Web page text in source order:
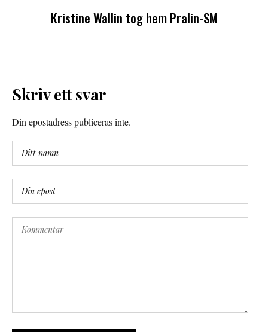
Kristine Wallin tog hem Pralin-SM
Skriv ett svar
Din epostadress publiceras inte.